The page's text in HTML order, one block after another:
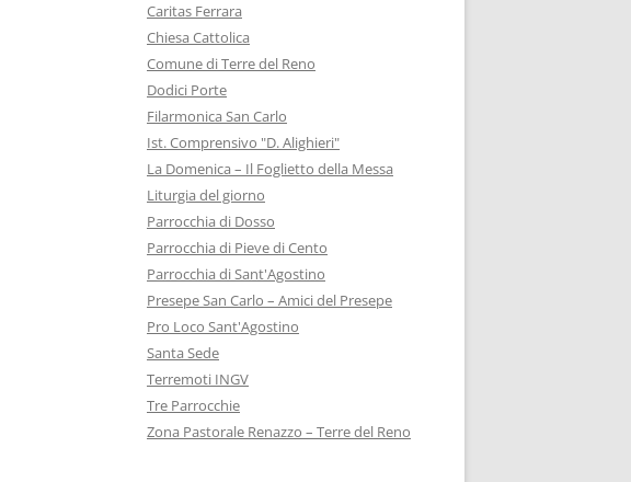
Caritas Ferrara
Chiesa Cattolica
Comune di Terre del Reno
Dodici Porte
Filarmonica San Carlo
Ist. Comprensivo "D. Alighieri"
La Domenica – Il Foglietto della Messa
Liturgia del giorno
Parrocchia di Dosso
Parrocchia di Pieve di Cento
Parrocchia di Sant'Agostino
Presepe San Carlo – Amici del Presepe
Pro Loco Sant'Agostino
Santa Sede
Terremoti INGV
Tre Parrocchie
Zona Pastorale Renazzo – Terre del Reno